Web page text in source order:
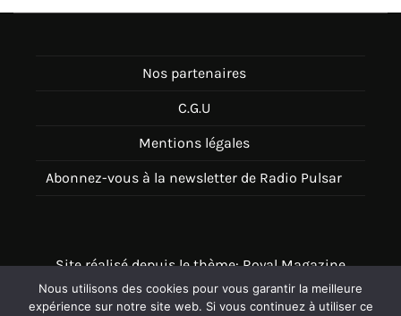
Nos partenaires
C.G.U
Mentions légales
Abonnez-vous à la newsletter de Radio Pulsar
Site réalisé depuis le thème: Royal Magazine
Thème disponible sur Wordpress
Nous utilisons des cookies pour vous garantir la meilleure
expérience sur notre site web. Si vous continuez à utiliser ce